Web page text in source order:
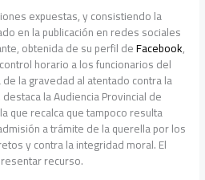
expuestas, y consistiendo la
en la publicación en redes sociales
obtenida de su perfil deFacebook,
horario a los funcionarios del
la gravedad al atentado contra la
la Audiencia Provincial de
que recalca que tampoco resulta
a trámite de la querella por los
y contra la integridad moral. El
recurso.